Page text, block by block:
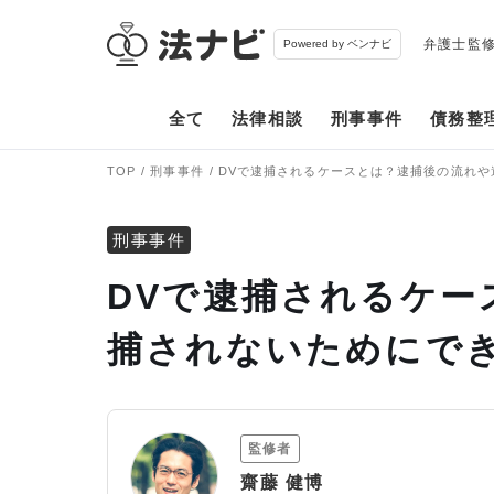
Powered by ベンナビ 弁護士監
全て 法律相談 刑事事件 債務整
TOP 刑事事件 DVで逮捕されるケースとは？逮捕後の流れ
刑事事件
DVで逮捕されるケ
捕されないためにで
監修者
齋藤 健博